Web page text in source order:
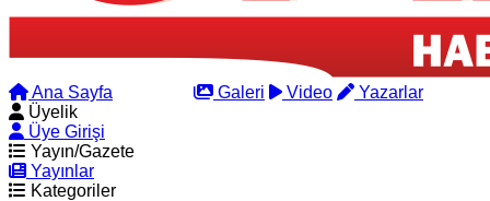
Ana Sayfa Galeri Video
Yazarlar
Üyelik
Üye Girişi
Yayın/Gazete
Yayınlar
Kategoriler